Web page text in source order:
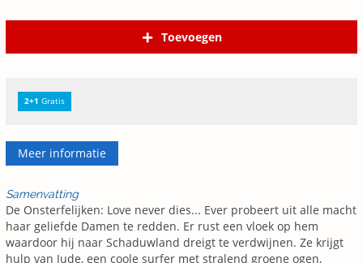
Toevoegen
2+1 Gratis
Meer informatie
Samenvatting
De Onsterfelijken: Love never dies... Ever probeert uit alle macht
haar geliefde Damen te redden. Er rust een vloek op hem
waardoor hij naar Schaduwland dreigt te verdwijnen. Ze krijgt
hulp van Jude, een coole surfer met stralend groene ogen,